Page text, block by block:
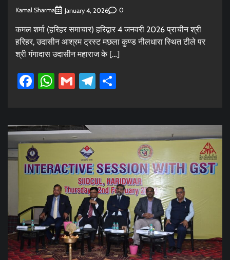
Kamal Sharma January 4, 2026 0
कमल शर्मा (हरिहर समाचार) हरिद्वार 4 जनवरी 2026 प्राचीन श्री
हरिहर, उदासीन आश्रम ट्रस्ट मछला कुण्ड नीलधारा स्थित टीले पर
श्री गंगादास उदासीन महाराज के […]
Facebook
WhatsApp
GmailTelegram